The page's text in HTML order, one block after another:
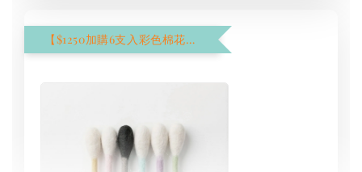
【$1250加購6支入彩色棉花棒】